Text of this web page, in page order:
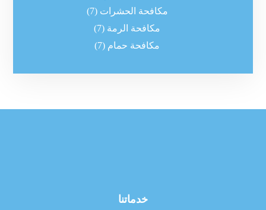
مكافحة الحشرات (7)
مكافحة الرمة (7)
مكافحة حمام (7)
خدماتنا